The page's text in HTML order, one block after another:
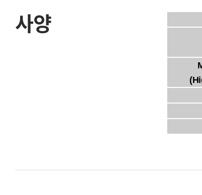
사양